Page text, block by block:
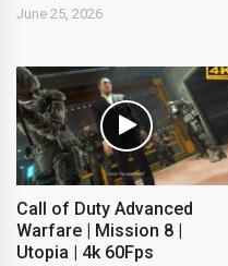
June 25, 2026
Call of Duty Advanced
Warfare | Mission 8 |
Utopia | 4k 60Fps